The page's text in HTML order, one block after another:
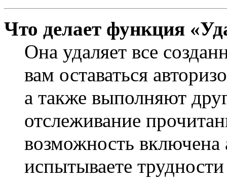
Что делает функция
Она удаляет все
вам оставаться
а также выполняют
отслеживание
возможность
испытываете